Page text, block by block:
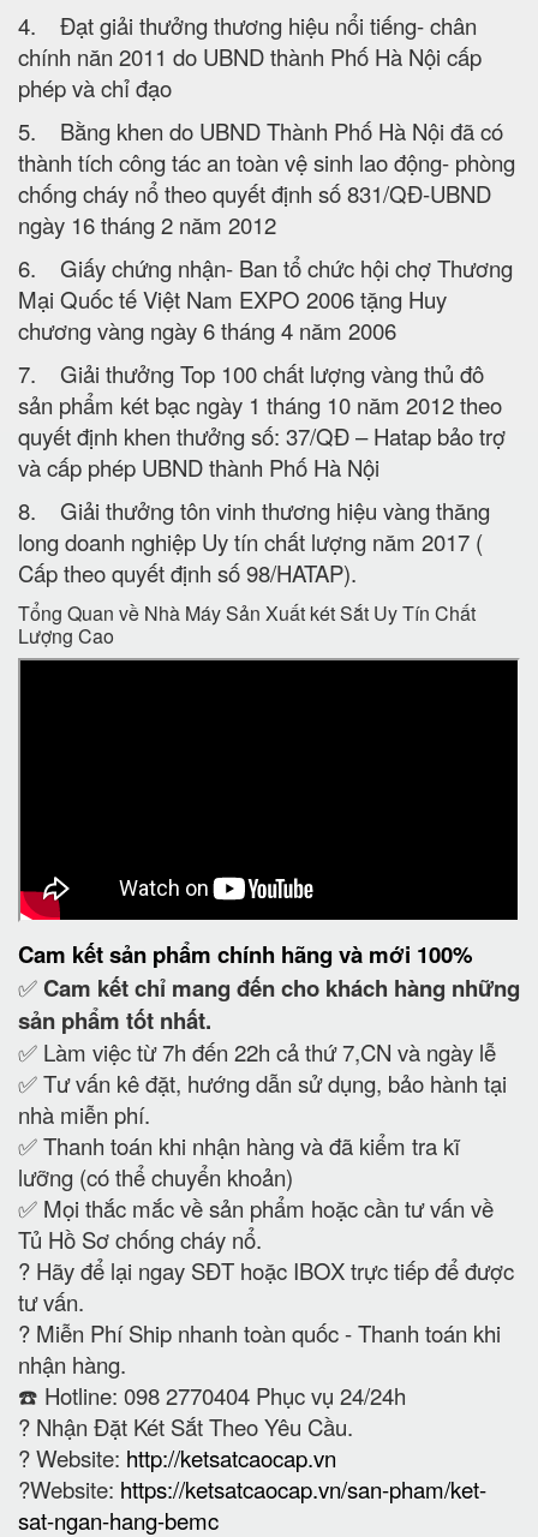
4. Đạt giải thưởng thương hiệu nổi tiếng- chân
chính năn 2011 do UBND thành Phố Hà Nội cấp
phép và chỉ đạo
5. Bằng khen do UBND Thành Phố Hà Nội đã có
thành tích công tác an toàn vệ sinh lao động- phòng
chống cháy nổ theo quyết định số 831/QĐ-UBND
ngày 16 tháng 2 năm 2012
6. Giấy chứng nhận- Ban tổ chức hội chợ Thương
Mại Quốc tế Việt Nam EXPO 2006 tặng Huy
chương vàng ngày 6 tháng 4 năm 2006
7. Giải thưởng Top 100 chất lượng vàng thủ đô
sản phẩm két bạc ngày 1 tháng 10 năm 2012 theo
quyết định khen thưởng số: 37/QĐ – Hatap bảo trợ
và cấp phép UBND thành Phố Hà Nội
8. Giải thưởng tôn vinh thương hiệu vàng thăng
long doanh nghiệp Uy tín chất lượng năm 2017 (
Cấp theo quyết định số 98/HATAP).
Tổng Quan về Nhà Máy Sản Xuất két Sắt Uy Tín Chất
Lượng Cao
Cam kếtsản phẩm chính hãng và mới 100%
✅ Cam kếtchỉ mang đến cho khách hàng những
sản phẩm tốt nhất.
✅ Làm việc từ 7h đến 22h cả thứ 7,CN và ngày lễ
✅ Tư vấn kê đặt, hướng dẫn sử dụng, bảo hành tại
nhà miễn phí.
✅ Thanh toán khi nhận hàng và đã kiểm tra kĩ
lưỡng (có thể chuyển khoản)
✅ Mọi thắc mắc về sản phẩm hoặc cần tư vấn về
Tủ Hồ Sơ chống cháy nổ.
? Hãy để lại ngay SĐT hoặc IBOX trực tiếp để được
tư vấn.
? Miễn Phí Ship nhanh toàn quốc - Thanh toán khi
nhận hàng.
☎️ Hotline: 098 2770404 Phục vụ 24/24h
? Nhận Đặt Két Sắt Theo Yêu Cầu.
? Website: http://ketsatcaocap.vn
?Website: https://ketsatcaocap.vn/san-pham/ket-
sat-ngan-hang-bemc